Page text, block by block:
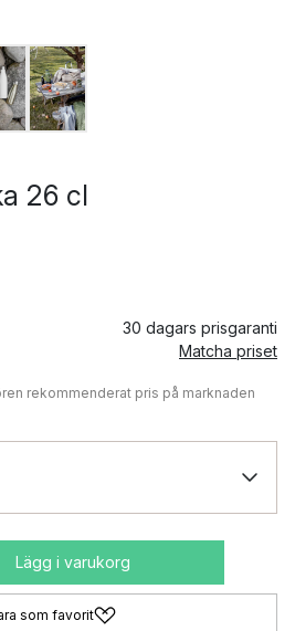
26 cl
30 dagars prisgaranti
Matcha priset
rekommenderat pris på marknaden
Lägg i varukorg
som favorit